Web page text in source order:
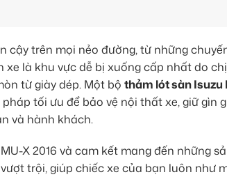
cậy trên mọi nẻo đường, từ những
là khu vực dễ bị xuống cấp nhất do
từ giày dép. Một bộ thảm lót sàn Isuzu
tối ưu để bảo vệ nội thất xe, giữ gìn
và hành khách.
X 2016 và cam kết mang đến những
trội, giúp chiếc xe của bạn luôn như